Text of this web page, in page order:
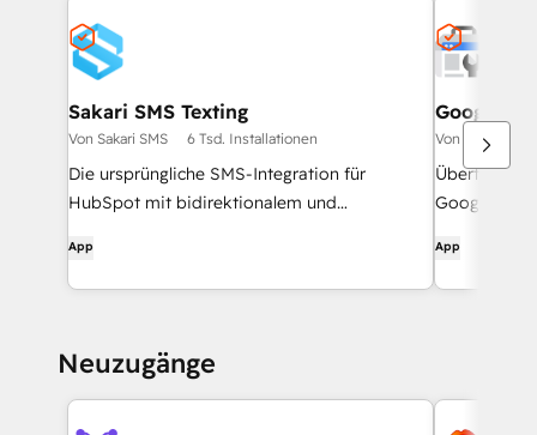
Sakari SMS Texting
Von Sakari SMS 6 Tsd. Installationen
Die ursprüngliche SMS-Integration für
HubSpot mit bidirektionalem und
App
Google
Von HubSpot
Überträgt
Google
App
Neuzugänge